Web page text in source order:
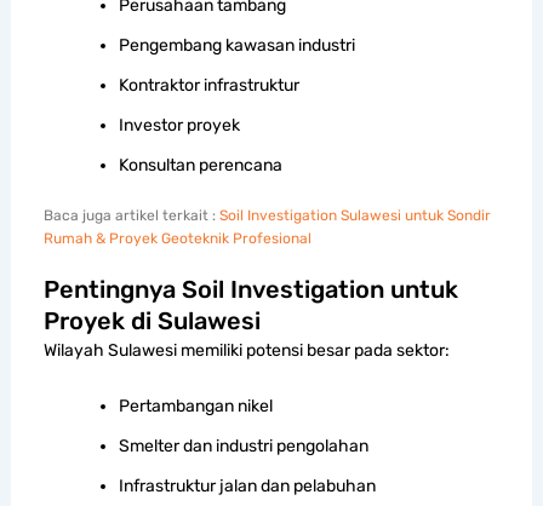
Perusahaan tambang
Pengembang kawasan industri
Kontraktor infrastruktur
Investor proyek
Konsultan perencana
Baca juga artikel terkait :Soil Investigation Sulawesi untuk Sondir
Rumah & Proyek Geoteknik Profesional
Pentingnya Soil Investigation untuk
Proyek di Sulawesi
Wilayah Sulawesi memiliki potensi besar pada sektor:
Pertambangan nikel
Smelter dan industri pengolahan
Infrastruktur jalan dan pelabuhan